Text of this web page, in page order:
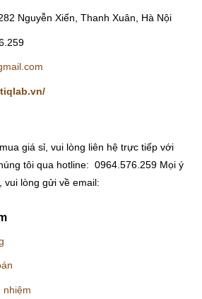
Nguyễn Xiển, Thanh Xuân, Hà Nội
giá sỉ, vui lòng liên hệ trực tiếp với
tôi qua hotline: 0964.576.259 Mọi ý
vui lòng gửi về email:
nhiệm